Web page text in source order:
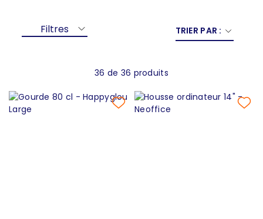
Filtres TRIER PAR :
36 de 36 produits